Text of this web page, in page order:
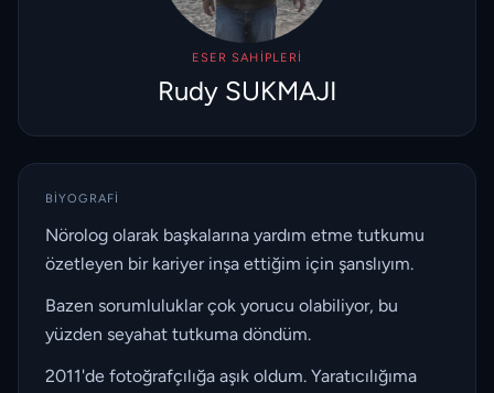
ESER SAHIPLERI
Rudy SUKMAJI
BIYOGRAFI
Nörolog olarak başkalarına yardım etme tutkumu
özetleyen bir kariyer inşa ettiğim için şanslıyım.
Bazen sorumluluklar çok yorucu olabiliyor, bu
yüzden seyahat tutkuma döndüm.
2011'de fotoğrafçılığa aşık oldum. Yaratıcılığıma